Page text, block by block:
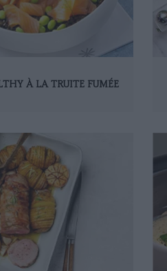
À LA TRUITE FUMÉE